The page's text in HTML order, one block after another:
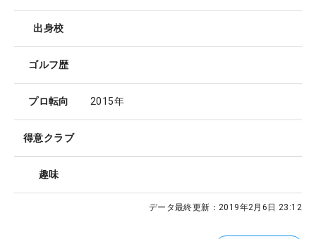
出身校
ゴルフ歴
プロ転向 2015年
得意クラブ
趣味
データ最終更新： 2019年2月6日 23:12